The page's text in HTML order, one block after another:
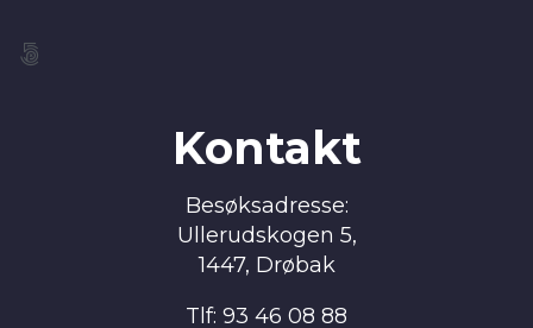
Kontakt
Besøksadresse:
Ullerudskogen 5,
1447, Drøbak
Tlf: 93 46 08 88